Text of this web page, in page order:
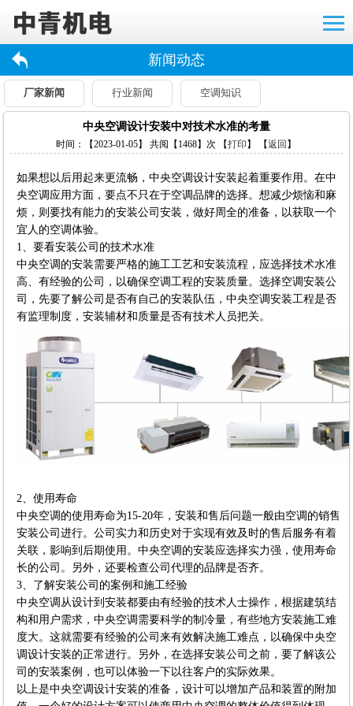
新闻动态
厂家新闻 行业新闻 空调知识
中央空调设计安装中对技术水准的考量
时间：【2023-01-05】 共阅【1468】次 【打印】 【返回】
如果想以后用起来更流畅，中央空调设计安装起着重要作用。在中
央空调应用方面，要点不只在于空调品牌的选择。想减少烦恼和麻
烦，则要找有能力的安装公司安装，做好周全的准备，以获取一个
宜人的空调体验。
1、要看安装公司的技术水准
中央空调的安装需要严格的施工工艺和安装流程，应选择技术水准
高、有经验的公司，以确保空调工程的安装质量。选择空调安装公
司，先要了解公司是否有自己的安装队伍，中央空调安装工程是否
有监理制度，安装辅材和质量是否有技术人员把关。
2、使用寿命
中央空调的使用寿命为15-20年，安装和售后问题一般由空调的销售
安装公司进行。公司实力和历史对于实现有效及时的售后服务有着
关联，影响到后期使用。中央空调的安装应选择实力强，使用寿命
长的公司。另外，还要检查公司代理的品牌是否齐。
3、了解安装公司的案例和施工经验
中央空调从设计到安装都要由有经验的技术人士操作，根据建筑结
构和用户需求，中央空调需要科学的制冷量，有些地方安装施工难
度大。这就需要有经验的公司来有效解决施工难点，以确保中央空
调设计安装的正常进行。另外，在选择安装公司之前，要了解该公
司的安装案例，也可以体验一下以往客户的实际效果。
以上是中央空调设计安装的准备，设计可以增加产品和装置的附加